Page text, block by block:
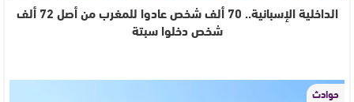
الداخلية الإسبانية.. 70 ألف شخص عادوا للمغرب من أصل 72 ألف
شخص دخلوا سبتة
حوادث